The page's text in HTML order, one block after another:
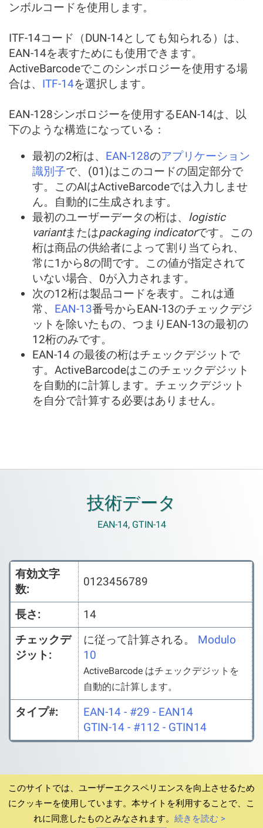
ンボルコードを使用します。
ITF-14コード（DUN-14としても知られる）は、
EAN-14を表すためにも使用できます。
ActiveBarcodeでこのシンボロジーを使用する場
合は、 ITF-14を選択します。
EAN-128シンボロジーを使用するEAN-14は、以
下のような構造になっている：
最初の2桁は、 EAN-128のアプリケーション
識別子で、(01)はこのコードの固定部分で
す。このAIはActiveBarcodeでは入力しませ
ん。自動的に生成されます。
最初のユーザーデータの桁は、 logistic
variantまたはpackaging indicatorです。この
桁は商品の供給者によって割り当てられ、
常に1から8の間です。この値が指定されて
いない場合、0が入力されます。
次の12桁は製品コードを表す。これは通
常、 EAN-13番号からEAN-13のチェックデジ
ットを除いたもの、つまりEAN-13の最初の
12桁のみです。
EAN-14 の最後の桁はチェックデジットで
す。ActiveBarcodeはこのチェックデジット
を自動的に計算します。チェックデジット
を自分で計算する必要はありません。
技術データ
EAN-14, GTIN-14
有効文字
数:
0123456789
長さ:
14
チェックデ
ジット:
に従って計算される。 Modulo
10
ActiveBarcode はチェックデジットを
自動的に計算します。
タイプ#:
EAN-14 - #29 - EAN14
GTIN-14 - #112 - GTIN14
© 1994-2026 ホーム ダウンロード v6.12.4 利用規約 プ
このサイトでは、ユーザーエクスペリエンスを向上させるため
にクッキーを使用しています。本サイトを利用することで、こ
れに同意したものとみなされます。 続きを読む >